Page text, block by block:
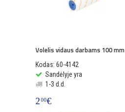
Volelis vidaus darbams 100 mm
Kodas: 60-4142
Sandėlyje yra
1-3 d.d.
200€